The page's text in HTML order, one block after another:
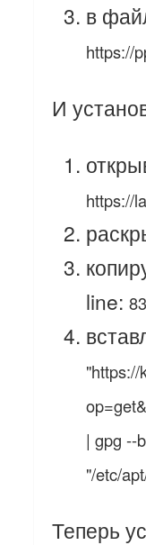
в
https://
И
https://
line:
"https://
| gpg --
"/etc/
Теперь